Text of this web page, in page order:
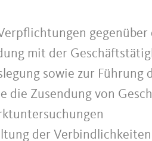
gegenüber
mit der
sowie zur
die Zusendung von
der Verbindlichkeiten